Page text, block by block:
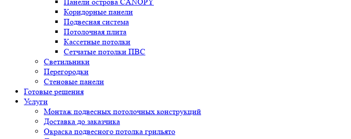
Коридорные панели
Подвесная система
Потолочная плита
Кассетные потолки
Сетчатые потолки ПВС
Светильники
Перегородки
Стеновые панели
Готовые решения
Услуги
Монтаж подвесных потолочных конструкций
Доставка до заказчика
Окраска подвесного потолка грильято